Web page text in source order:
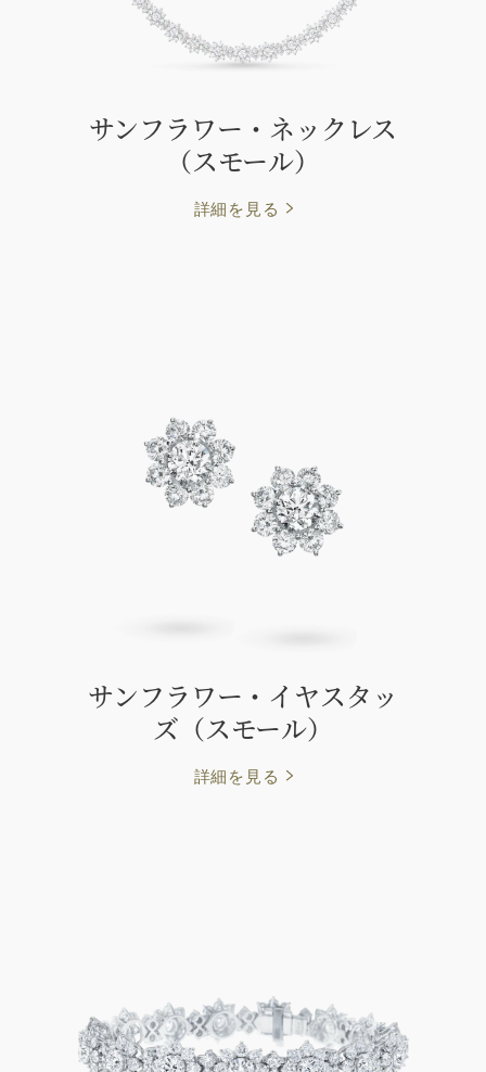
サンフラワー・ネックレス
（スモール）
詳細を見る
サンフラワー・イヤスタッ
ズ（スモール）
詳細を見る